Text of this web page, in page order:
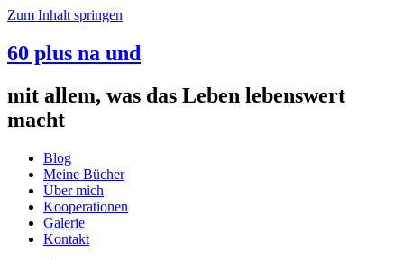
Zum Inhalt springen
60 plus na und
mit allem, was das Leben lebenswert
macht
Blog
Meine Bücher
Über mich
Kooperationen
Galerie
Kontakt